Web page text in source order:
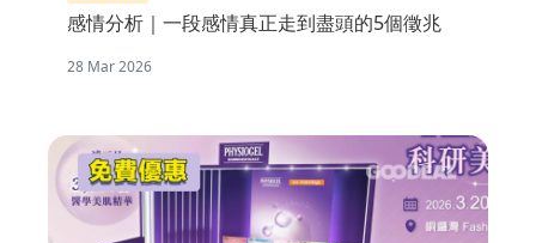
感情分析｜一段感情真正走到盡頭的5個徵兆
28 Mar 2026